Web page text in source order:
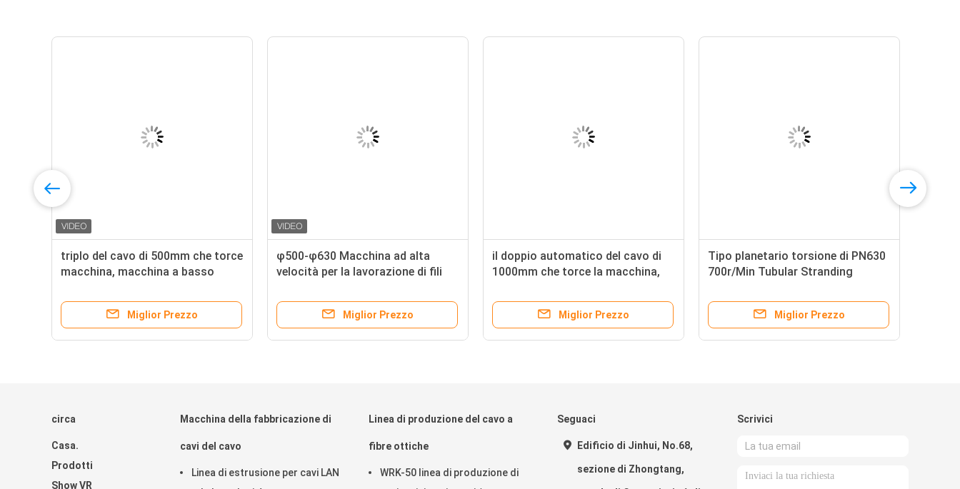
triplo del cavo di 500mm che torce
macchina, macchina a basso
Miglior Prezzo
φ500-φ630 Macchina ad alta
velocità per la lavorazione di fili
Miglior Prezzo
il doppio automatico del cavo di
1000mm che torce la macchina,
d'avvolgimento
Miglior Prezzo
Tipo planetario torsione di PN630
700r/Min Tubular Stranding
Miglior Prezzo
circa
Casa.
Prodotti
Show VR
Macchina della fabbricazione di
cavi del cavo
Linea di estrusione per cavi LAN
Linea di produzione del cavo a
fibre ottiche
WRK-50 linea di produzione di
Seguaci
Edificio di Jinhui, No.68,
sezione di Zhongtang,
Scrivici